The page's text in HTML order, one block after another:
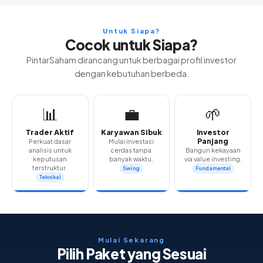
Untuk Siapa?
Cocok untuk Siapa?
PintarSaham dirancang untuk berbagai profil investor
dengan kebutuhan berbeda.
📊
Trader Aktif
Perkuat dasar
analisis untuk
keputusan
terstruktur.
Teknikal
💼
Karyawan Sibuk
Mulai investasi
cerdas tanpa
banyak waktu.
Swing
🌱
Investor
Panjang
Bangun kekayaan
via value investing.
Fundamental
Mulai Sekarang
Pilih Paket yang Sesuai